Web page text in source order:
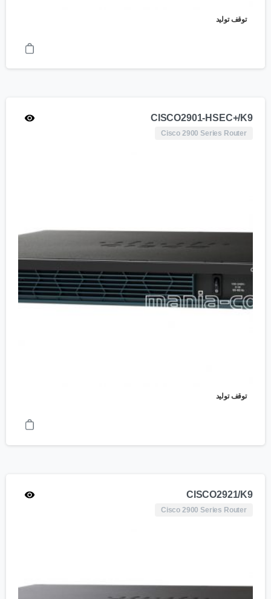
توقف تولید
CISCO2901-HSEC+/K9
Cisco 2900 Series Router
توقف تولید
CISCO2921/K9
Cisco 2900 Series Router